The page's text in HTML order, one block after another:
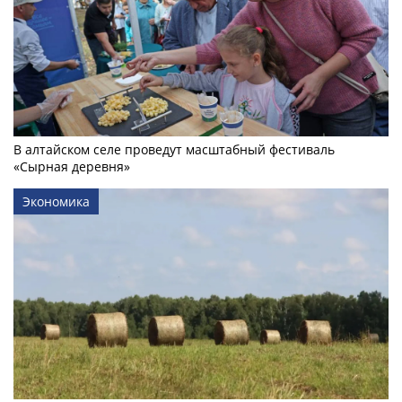
В алтайском селе проведут масштабный фестиваль
«Сырная деревня»
Экономика